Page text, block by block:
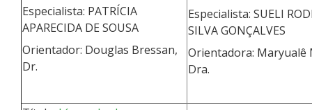
Especialista: PATRÍCIA
APARECIDA DE SOUSA
Orientador: Douglas Bressan,
Dr.
Especialista: SUELI
SILVA GONÇALVES
Orientadora: Maryualê
Dra.